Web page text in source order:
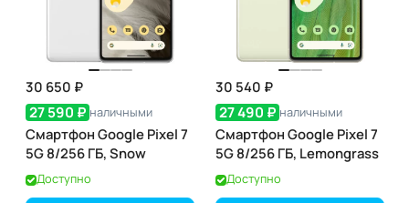
30 650 ₽
27 590 ₽ наличными
Смартфон Google Pixel 7
5G 8/256 ГБ, Snow
Доступно
30 540 ₽
27 490 ₽ наличными
Смартфон Google Pixel 7
5G 8/256 ГБ, Lemongrass
Доступно